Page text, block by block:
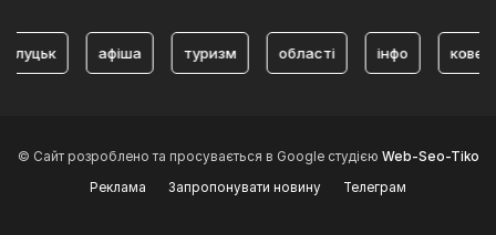
афіша туризм області інфо ковель
© Сайт розроблено та просувається в Google студією Web-Seo-Tiko
Реклама
Запропонувати новину Телеграм